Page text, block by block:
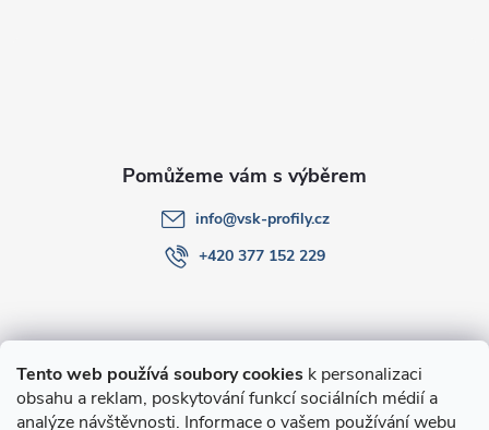
Tento web používá soubory cookies k personalizaci
obsahu a reklam, poskytování funkcí sociálních médií a
analýze návštěvnosti. Informace o vašem používání webu
O nákupu
info@vsk-profily.cz
+420 377 152 229